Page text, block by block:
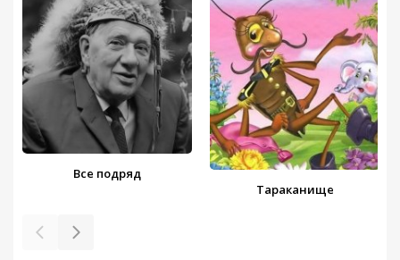
Все подряд
Тараканище